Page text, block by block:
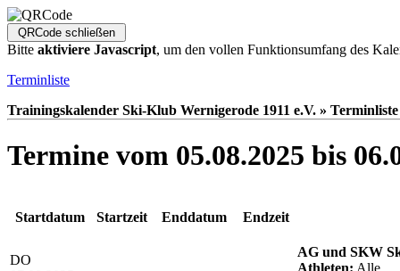
Bitte aktiviere Javascript, um den vollen Funktionsumfang des
Terminliste
Trainingskalender Ski-Klub Wernigerode 1911 e.V. » Terminliste
Termine vom 05.08.2025 bis
Startdatum Startzeit Enddatum Endzeit
DO
AG und SKW
Athleten: Alle